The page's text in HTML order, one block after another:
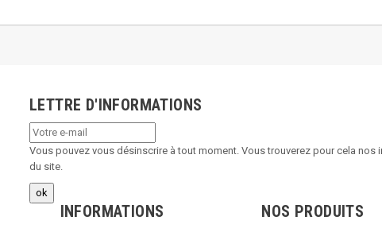
LETTRE D'INFORMATIONS
Vous pouvez vous désinscrire à tout moment. Vous trouverez pour cela
du site.
INFORMATIONS NOS PRODUITS